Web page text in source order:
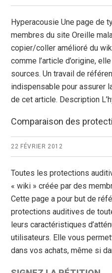
Hyperacousie Une page de
membres du site Oreille
copier/coller amélioré du
comme l’article d’origine,
sources. Un travail de
indispensable pour assurer
de cet article. Description
Comparaison des
22 FÉVRIER 2012
Toutes les protections
« wiki » créée par des
Cette page a pour but de
protections auditives de
leurs caractéristiques
utilisateurs. Elle vous
dans vos achats, même si